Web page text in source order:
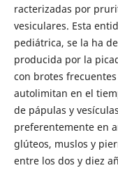
racterizadas por
vesiculares. Esta
pediátrica, se la ha
producida por la
con brotes
autolimitan en el
de pápulas y
preferentemente en
glúteos, muslos y
entre los dos y diez